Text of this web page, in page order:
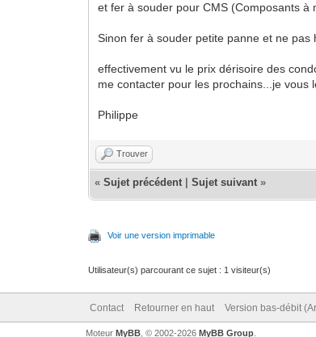
et fer à souder pour CMS (Composants à
Sinon fer à souder petite panne et ne
effectivement vu le prix dérisoire des
me contacter pour les prochains...je vous
Philippe
Trouver
«Sujet précédent |Sujet suivant »
Voir une version imprimable
Utilisateur(s) parcourant ce sujet : 1 visiteur(s)
Contact Retourner en haut Version bas-débit
Moteur MyBB, © 2002-2026 MyBB Group.